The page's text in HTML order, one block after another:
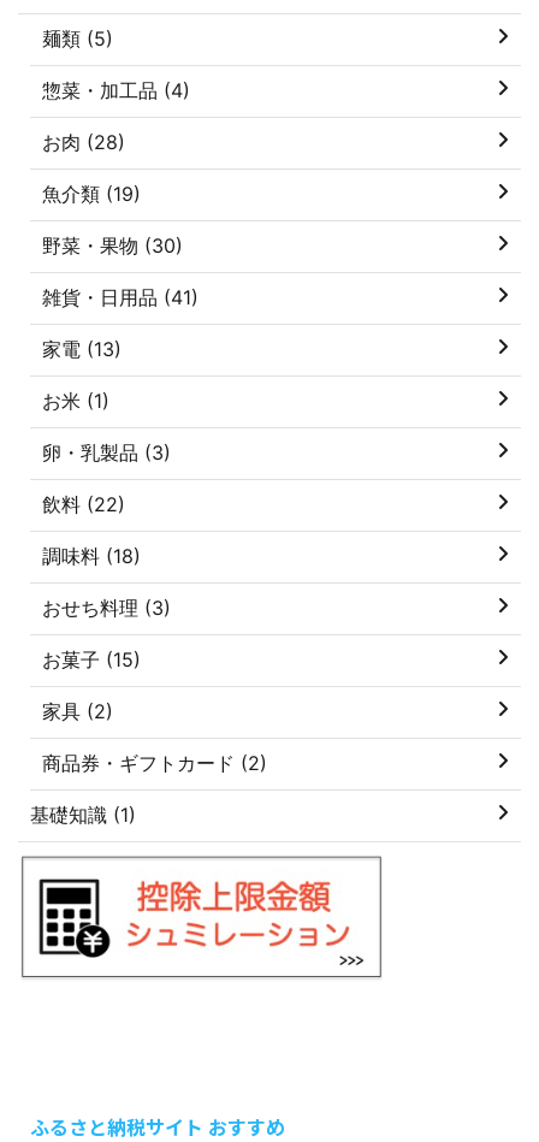
麺類 (5)
惣菜・加工品 (4)
お肉 (28)
魚介類 (19)
野菜・果物 (30)
雑貨・日用品 (41)
家電 (13)
お米 (1)
卵・乳製品 (3)
飲料 (22)
調味料 (18)
おせち料理 (3)
お菓子 (15)
家具 (2)
商品券・ギフトカード (2)
基礎知識 (1)
ふるさと納税サイト おすすめ